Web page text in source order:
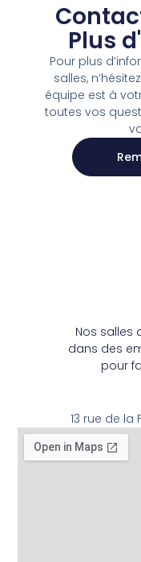
Plus
Pour plus
salles,
équipe est à
toutes vos
Nos salles
dans des
pour
13 rue de la